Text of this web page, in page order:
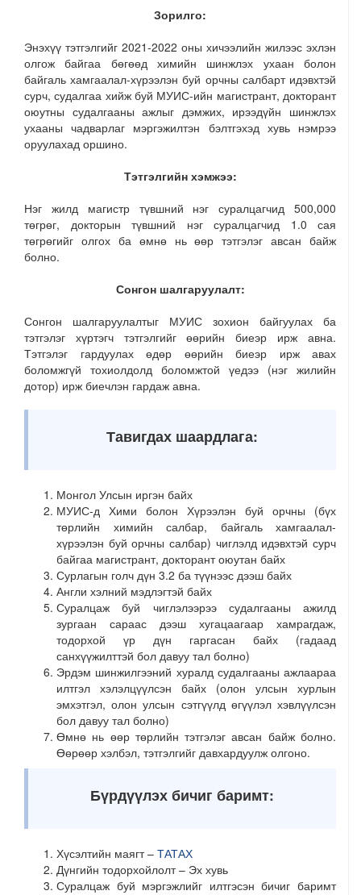
Зорилго:
Энэхүү тэтгэлгийг 2021-2022 оны хичээлийн жилээс эхлэн
олгож байгаа бөгөөд химийн шинжлэх ухаан болон
байгаль хамгаалал-хүрээлэн буй орчны салбарт идэвхтэй
сурч, судалгаа хийж буй МУИС-ийн магистрант, докторант
оюутны судалгааны ажлыг дэмжих, ирээдүйн шинжлэх
ухааны чадварлаг мэргэжилтэн бэлтгэхэд хувь нэмрээ
оруулахад оршино.
Тэтгэлгийн хэмжээ:
Нэг жилд магистр түвшний нэг суралцагчид 500,000
төгрөг, докторын түвшний нэг суралцагчид 1.0 сая
төгрөгийг олгох ба өмнө нь өөр тэтгэлэг авсан байж
болно.
Сонгон шалгаруулалт:
Сонгон шалгаруулалтыг МУИС зохион байгуулах ба
тэтгэлэг хүртэгч тэтгэлгийг өөрийн биеэр ирж авна.
Тэтгэлэг гардуулах өдөр өөрийн биеэр ирж авах
боломжгүй тохиолдолд боломжтой үедээ (нэг жилийн
дотор) ирж биечлэн гардаж авна.
Тавигдах шаардлага:
Монгол Улсын иргэн байх
МУИС-д Хими болон Хүрээлэн буй орчны (бүх
төрлийн химийн салбар, байгаль хамгаалал-
хүрээлэн буй орчны салбар) чиглэлд идэвхтэй сурч
байгаа магистрант, докторант оюутан байх
Сурлагын голч дүн 3.2 ба түүнээс дээш байх
Англи хэлний мэдлэгтэй байх
Суралцаж буй чиглэлээрээ судалгааны ажилд
зургаан сараас дээш хугацаагаар хамрагдаж,
тодорхой үр дүн гаргасан байх (гадаад
санхүүжилттэй бол давуу тал болно)
Эрдэм шинжилгээний хуралд судалгааны ажлаараа
илтгэл хэлэлцүүлсэн байх (олон улсын хурлын
эмхэтгэл, олон улсын сэтгүүлд өгүүлэл хэвлүүлсэн
бол давуу тал болно)
Өмнө нь өөр төрлийн тэтгэлэг авсан байж болно.
Өөрөөр хэлбэл, тэтгэлгийг давхардуулж олгоно.
Бүрдүүлэх бичиг баримт:
Хүсэлтийн маягт – ТАТАХ
Дүнгийн тодорхойлолт – Эх хувь
Суралцаж буй мэргэжлийг илтгэсэн бичиг баримт